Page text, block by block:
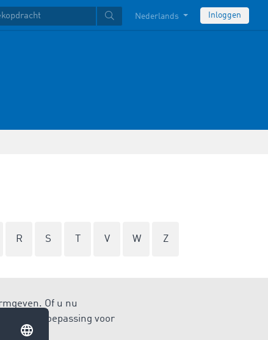
Nederlands Inloggen
R S V W Z
Of u nu
de juiste toepassing voor